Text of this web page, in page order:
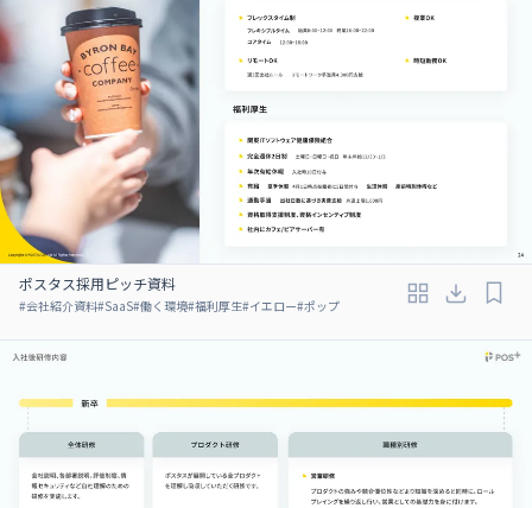
ポスタス採用ピッチ資料
#会社紹介資料#SaaS#働く環境#福利厚生#イエロー#ポップ